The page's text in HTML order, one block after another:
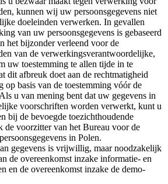
kunnen wij uw persoonsgegevens niet
doeleinden verwerken. In gevallen
van uw persoonsgegevens is gebaseerd
het bijzonder verleend voor de
van de verwerkingsverantwoordelijke,
uw toestemming te allen tijde in te
dit afbreuk doet aan de rechtmatigheid
op basis van de toestemming vóór de
u van mening bent dat uw gegevens in
voorschriften worden verwerkt, kunt u
bij de bevoegde toezichthoudende
de voorzitter van het Bureau voor de
in Polen.
gegevens is vrijwillig, maar noodzakelijk
de overeenkomst inzake informatie- en
en de overeenkomst inzake de demo-